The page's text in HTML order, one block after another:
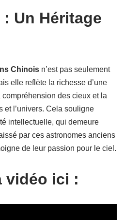
Un Héritage
Chinois n’est pas seulement
elle reflète la richesse d’une
des cieux et la
et l’univers. Cela souligne
intellectuelle, qui demeure
par ces astronomes anciens
de leur passion pour le ciel.
vidéo ici :